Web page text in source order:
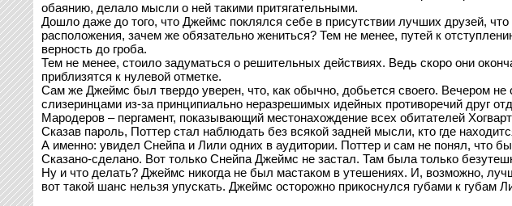
обаянию, делало мысли о ней такими притягательными.
Дошло даже до того, что Джеймс поклялся себе в присутствии лучших друзей,
расположения, зачем же обязательно жениться? Тем не менее, путей к
верность до гроба.
Тем не менее, стоило задуматься о решительных действиях. Ведь скоро они
приблизятся к нулевой отметке.
Сам же Джеймс был твердо уверен, что, как обычно, добьется своего. Вечером
слизеринцами из-за принципиально неразрешимых идейных противоречий друг
Мародеров – пергамент, показывающий местонахождение всех обитателей
Сказав пароль, Поттер стал наблюдать без всякой задней мысли, кто где
А именно: увидел Снейпа и Лили одних в аудитории. Поттер и сам не понял, что
Сказано-сделано. Вот только Снейпа Джеймс не застал. Там была только
Ну и что делать? Джеймс никогда не был мастаком в утешениях. И, возможно,
вот такой шанс нельзя упускать. Джеймс осторожно прикоснулся губами к губам